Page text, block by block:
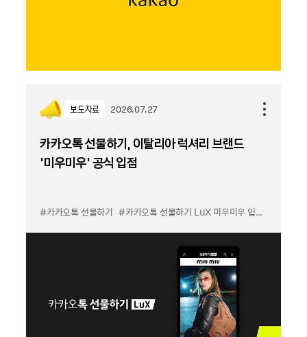
보도자료 2026.07.27
카카오톡 선물하기, 이탈리아 럭셔리 브랜드
'미우미우' 공식 입점
#카카오톡 선물하기 #카카오톡 선물하기 LuX 미우미우 입점